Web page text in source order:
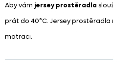
Aby vám jersey prostěradla
prát do 40°C. Jersey
matraci.